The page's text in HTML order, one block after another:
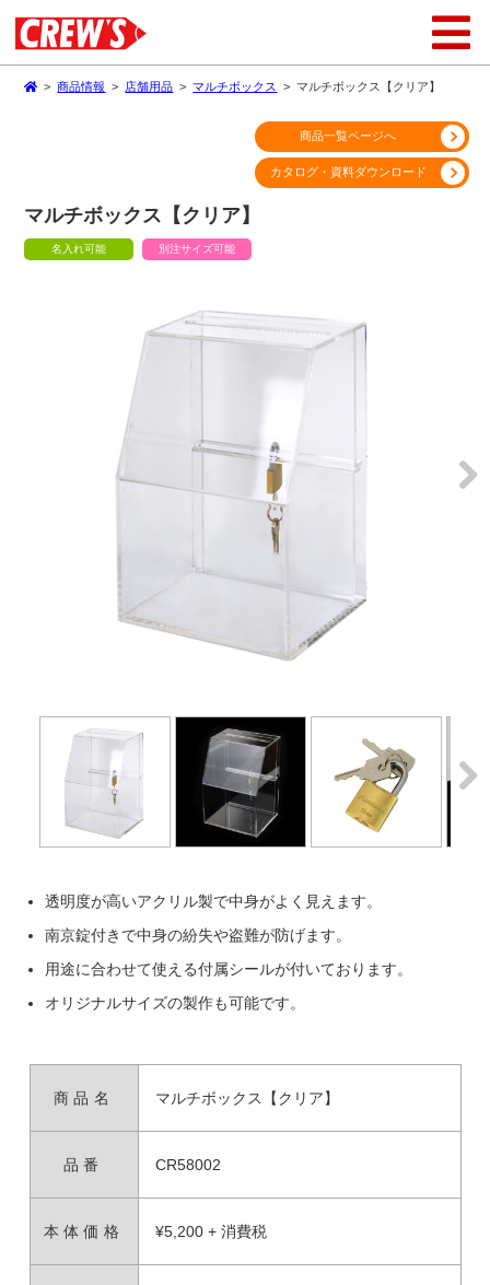
>商品情報 > 店舗用品 >マルチボックス > マルチボックス【クリア】
マルチボックス【クリア】
名入れ可能 別注サイズ可能
商品一覧ページへ
カタログ・資料ダウンロード
透明度が高いアクリル製で中身がよく見えます。
南京錠付きで中身の紛失や盗難が防げます。
用途に合わせて使える付属シールが付いております。
オリジナルサイズの製作も可能です。
商品名 マルチボックス【クリア】
品番 CR58002
本体価格 ¥5,200 + 消費税